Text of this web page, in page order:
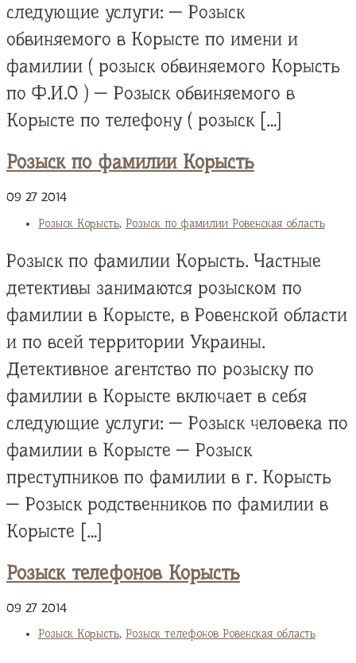
следующие услуги: — Розыск
обвиняемого в Корысте по имени и
фамилии ( розыск обвиняемого Корысть
по Ф.И.О ) — Розыск обвиняемого в
Корысте по телефону ( розыск […]
Розыск по фамилии Корысть
09 27 2014
Розыск Корысть, Розыск по фамилии Ровенская область
Розыск по фамилии Корысть. Частные
детективы занимаются розыском по
фамилии в Корысте, в Ровенской области
и по всей территории Украины.
Детективное агентство по розыску по
фамилии в Корысте включает в себя
следующие услуги: — Розыск человека по
фамилии в Корысте — Розыск
преступников по фамилии в г. Корысть
— Розыск родственников по фамилии в
Корысте […]
Розыск телефонов Корысть
09 27 2014
Розыск Корысть, Розыск телефонов Ровенская область